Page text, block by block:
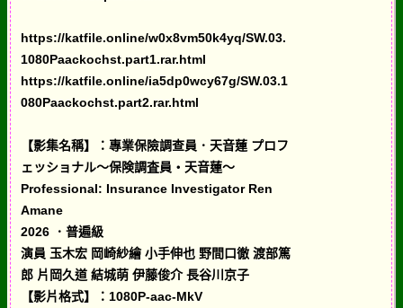
https://katfile.online/w0x8vm50k4yq/SW.03.
1080Paackochst.part1.rar.html
https://katfile.online/ia5dp0wcy67g/SW.03.1
080Paackochst.part2.rar.html
【影集名稱】：專業保險調查員．天音蓮 プロフ
ェッショナル～保険調査員・天音蓮～
Professional: Insurance Investigator Ren
Amane
2026 ．普遍級
演員 玉木宏 岡崎紗繪 小手伸也 野間口徹 渡部篤
郎 片岡久道 結城萌 伊藤俊介 長谷川京子
【影片格式】：1080P-aac-MkV